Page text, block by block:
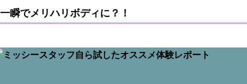
一瞬でメリハリボディに？！